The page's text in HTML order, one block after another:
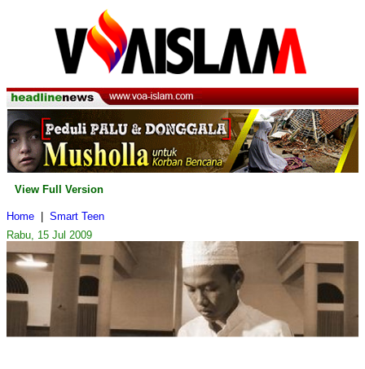
View Full Version
Home
Smart Teen
Rabu, 15 Jul 2009